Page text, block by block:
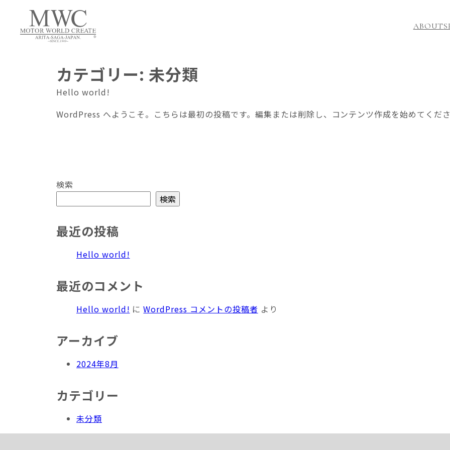
ABOUT
カテゴリー: 未分類
Hello world!
WordPress へようこそ。こちらは最初の投稿です。編集または削除し、コンテンツ作成を始めてくださ
検索
検索
最近の投稿
Hello world!
最近のコメント
Hello world! にWordPress コメントの投稿者 より
アーカイブ
2024年8月
カテゴリー
未分類